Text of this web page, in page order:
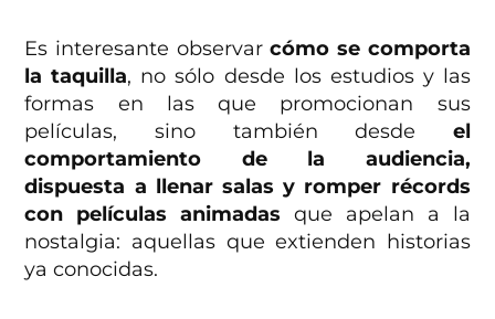
Es interesante observarcómo se comporta
la taquilla, no sólo desde los estudios y las
formas en las que promocionan sus
películas, sino también desde el
comportamiento de la audiencia,
dispuesta a llenar salas y romper récords
con películas animadas que apelan a la
nostalgia: aquellas que extienden historias
ya conocidas.